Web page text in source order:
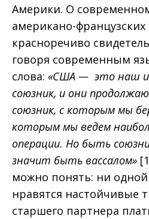
Америки. О
американо-
красноречиво
говоря современным
слова: «США — это наш
союзник, и они
союзник, с которым мы
которым мы ведем
операции. Но быть
значит быть вассалом»
можно понять: ни одной
нравятся настойчивые
старшего партнера